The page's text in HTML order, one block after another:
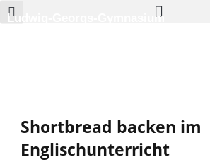
Zum
Ludwig-Georgs-Gymnasium
Shortbread backen im
Englischunterricht